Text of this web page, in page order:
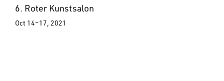
6. Roter Kunstsalon
Oct 14–17, 2021